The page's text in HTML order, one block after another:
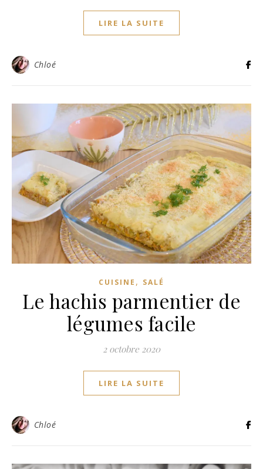
LIRE LA SUITE
Chloé
CUISINE , SALÉ
Le hachis parmentier de
légumes facile
2 octobre 2020
LIRE LA SUITE
Chloé